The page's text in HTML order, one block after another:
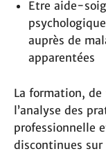
Etre aide-
auprès de
apparentées
La formation, de
l’analyse des
professionnelle
discontinues